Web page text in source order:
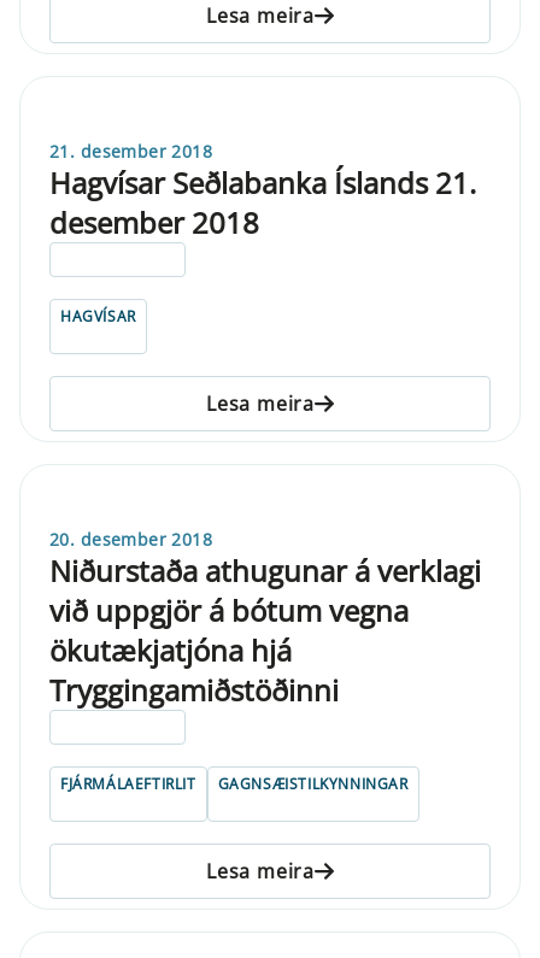
Lesa meira
21. desember 2018
Hagvísar Seðlabanka Íslands 21.
desember 2018
HAGVÍSAR
Lesa meira
20. desember 2018
Niðurstaða athugunar á verklagi
við uppgjör á bótum vegna
ökutækjatjóna hjá
Tryggingamiðstöðinni
FJÁRMÁLAEFTIRLIT GAGNSÆISTILKYNNINGAR
Lesa meira